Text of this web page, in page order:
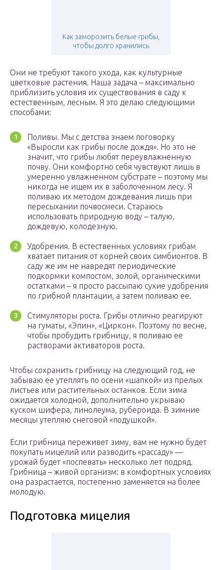
Как заморозить белые грибы,
чтобы долго хранились
Они не требуют такого ухода, как культурные
цветковые растения. Наша задача – максимально
приблизить условия их существования в саду к
естественным, лесным. Я это делаю следующими
способами:
Поливы. Мы с детства знаем поговорку
«Выросли как грибы после дождя». Но это не
значит, что грибы любят переувлажненную
почву. Они комфортно себя чувствуют лишь в
умеренно увлажненном субстрате – поэтому мы
никогда не ищем их в заболоченном лесу. Я
поливаю их методом дождевания лишь при
пересыхании почвосмеси. Стараюсь
использовать природную воду – талую,
дождевую, колодезную.
Удобрения. В естественных условиях грибам
хватает питания от корней своих симбионтов. В
саду же им не навредят периодические
подкормки компостом, золой, органическими
остатками – я просто рассыпаю сухие удобрения
по грибной плантации, а затем поливаю ее.
Стимуляторы роста. Грибы отлично реагируют
на гуматы, «Эпин», «Циркон». Поэтому по весне,
чтобы пробудить грибницу, я поливаю ее
растворами активаторов роста.
Чтобы сохранить грибницу на следующий год, не
забываю ее утеплять по осени «шапкой» из прелых
листьев или растительных останков. Если зима
ожидается холодной, дополнительно укрываю
куском шифера, линолеума, рубероида. В зимние
месяцы утепляю снеговой «подушкой».
Если грибница переживет зиму, вам не нужно будет
покупать мицелий или разводить «рассаду» —
урожай будет «поспевать» несколько лет подряд.
Грибница – живой организм: в комфортных условиях
она разрастается, постепенно заменяется на более
молодую.
Подготовка мицелия